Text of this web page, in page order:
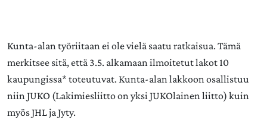
Kunta-alan työriitaan ei ole vielä saatu ratkaisua. Tämä
merkitsee sitä, että 3.5. alkamaan ilmoitetut lakot 10
kaupungissa* toteutuvat. Kunta-alan lakkoon osallistuu
niin JUKO (Lakimiesliitto on yksi JUKOlainen liitto) kuin
myös JHL ja Jyty.